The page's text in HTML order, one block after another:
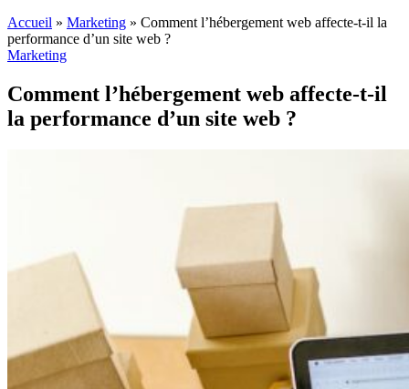
Accueil » Marketing » Comment l’hébergement web affecte-t-il la
performance d’un site web ?
Marketing
Comment l’hébergement web affecte-t-il
la performance d’un site web ?